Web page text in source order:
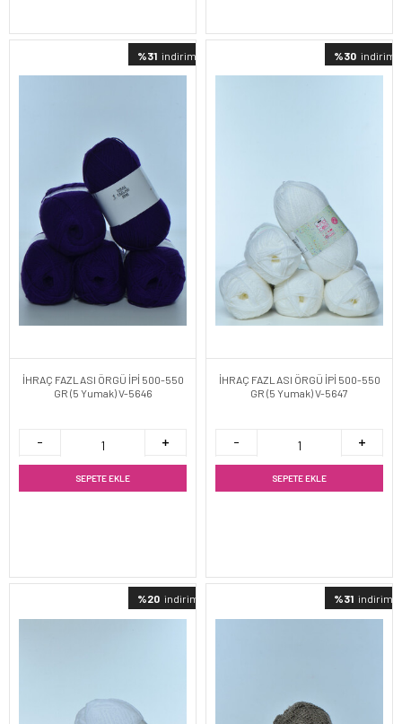
%31 indirimli
İHRAÇ FAZLASI ÖRGÜ İPİ 500-550
GR (5 Yumak) V-5646
SEPETE EKLE
%30 indirimli
İHRAÇ FAZLASI ÖRGÜ İPİ 500-550
GR (5 Yumak) V-5647
SEPETE EKLE
%20 indirimli %31 indirimli